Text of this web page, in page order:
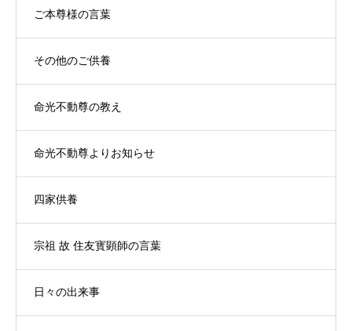
ご本尊様の言葉
その他のご供養
命光不動尊の教え
命光不動尊よりお知らせ
四家供養
宗祖 故 住友寳顕師の言葉
日々の出来事